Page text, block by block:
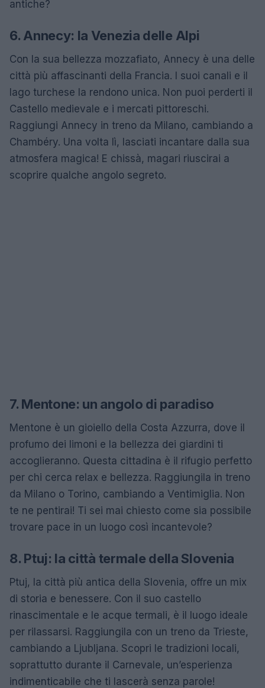
antiche?
6. Annecy: la Venezia delle Alpi
Con la sua bellezza mozzafiato, Annecy è una delle
città più affascinanti della Francia. I suoi canali e il
lago turchese la rendono unica. Non puoi perderti il
Castello medievale e i mercati pittoreschi.
Raggiungi Annecy in treno da Milano, cambiando a
Chambéry. Una volta lì, lasciati incantare dalla sua
atmosfera magica! E chissà, magari riuscirai a
scoprire qualche angolo segreto.
7. Mentone: un angolo di paradiso
Mentone è un gioiello della Costa Azzurra, dove il
profumo dei limoni e la bellezza dei giardini ti
accoglieranno. Questa cittadina è il rifugio perfetto
per chi cerca relax e bellezza. Raggiungila in treno
da Milano o Torino, cambiando a Ventimiglia. Non
te ne pentirai! Ti sei mai chiesto come sia possibile
trovare pace in un luogo così incantevole?
8. Ptuj: la città termale della Slovenia
Ptuj, la città più antica della Slovenia, offre un mix
di storia e benessere. Con il suo castello
rinascimentale e le acque termali, è il luogo ideale
per rilassarsi. Raggiungila con un treno da Trieste,
cambiando a Ljubljana. Scopri le tradizioni locali,
soprattutto durante il Carnevale, un’esperienza
indimenticabile che ti lascerà senza parole!